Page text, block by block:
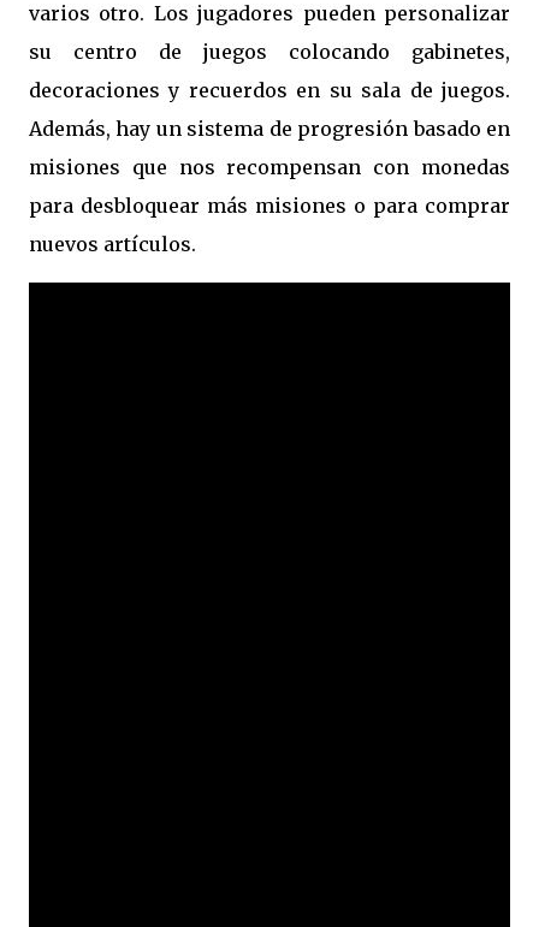
varios otro. Los jugadores pueden personalizar
su centro de juegos colocando gabinetes,
decoraciones y recuerdos en su sala de juegos.
Además, hay un sistema de progresión basado en
misiones que nos recompensan con monedas
para desbloquear más misiones o para comprar
nuevos artículos.